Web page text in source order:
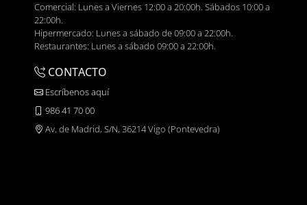
Comercial: Lunes a Viernes 12:00 a 20:00h. Sábados 10:00 a
22:00h.
Hipermercado: Lunes a sábado de 09:00 a 22:00h.
Restaurantes: Lunes a sábado 09:00 a 22:00h.
CONTACTO
Escríbenos aquí
986 41 70 00
Av. de Madrid, S/N, 36214 Vigo (Pontevedra)